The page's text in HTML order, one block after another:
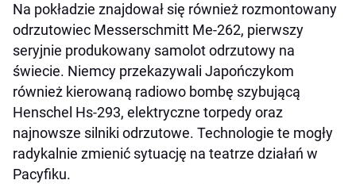
Na pokładzie znajdował się również rozmontowany
odrzutowiec Messerschmitt Me-262, pierwszy
seryjnie produkowany samolot odrzutowy na
świecie. Niemcy przekazywali Japończykom
również kierowaną radiowo bombę szybującą
Henschel Hs-293, elektryczne torpedy oraz
najnowsze silniki odrzutowe. Technologie te mogły
radykalnie zmienić sytuację na teatrze działań w
Pacyfiku.